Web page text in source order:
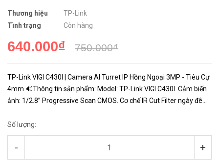
Thương hiệu
TP-Link
Tình trạng
Còn hàng
640.000₫ 750.000₫
TP-Link VIGI C430I | Camera AI Turret IP Hồng Ngoại 3MP - Tiêu Cự
4mm 🔊Thông tin sản phẩm: Model: TP-Link VIGI C430I. Cảm biến
ảnh: 1/2.8” Progressive Scan CMOS. Cơ chế IR Cut Filter ngày đêm.
Số lượng:
- +